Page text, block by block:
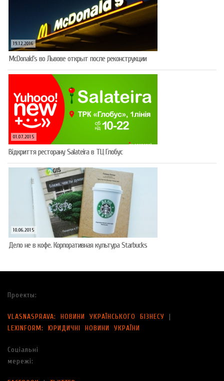
19.12.2016
McDonald’s во Львове открыт после реконструкции
01.07.2015
Відкриття ресторану Salateirа в ТЦ Глобус
10.06.2015
Дело не в кофе. Корпоративная культура Starbucks
Проекты:
VLASNASPRAVA: НОВИНИ УКРАЇНСЬКОГО БІЗНЕСУ |
LEXINFORM: ЮРИДИЧНІ НОВИНИ УКРАЇНИ
Соціальні
мережі: